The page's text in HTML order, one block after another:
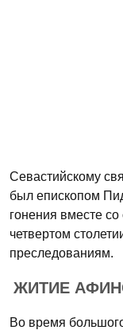
Севастийскому
был епископом
гонения вместе
четвертом
преследованиям.
ЖИТИЕ
Во время